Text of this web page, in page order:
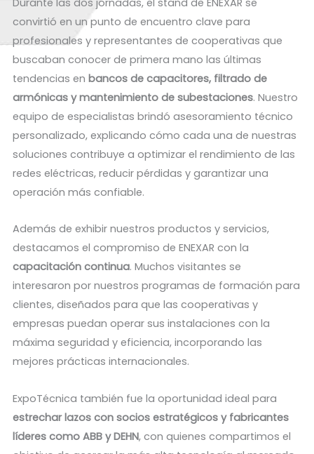
convirtió en un punto de encuentro clave para
profesionales y representantes de cooperativas que
buscaban conocer de primera mano las últimas
tendencias en bancos de capacitores, filtrado de
armónicas y mantenimiento de subestaciones. Nuestro
equipo de especialistas brindó asesoramiento técnico
personalizado, explicando cómo cada una de nuestras
soluciones contribuye a optimizar el rendimiento de las
redes eléctricas, reducir pérdidas y garantizar una
operación más confiable.
Además de exhibir nuestros productos y servicios,
destacamos el compromiso de ENEXAR con la
capacitación continua. Muchos visitantes se
interesaron por nuestros programas de formación para
clientes, diseñados para que las cooperativas y
empresas puedan operar sus instalaciones con la
máxima seguridad y eficiencia, incorporando las
mejores prácticas internacionales.
ExpoTécnica también fue la oportunidad ideal para
estrechar lazos con socios estratégicos y fabricantes
líderes como ABB y DEHN, con quienes compartimos el